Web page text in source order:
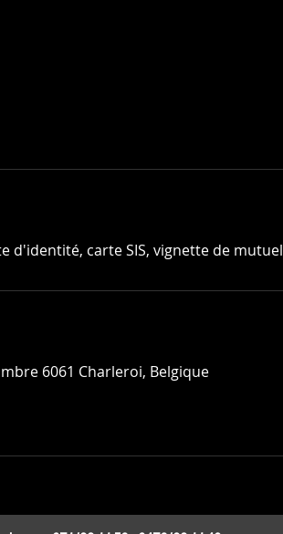
d'identité, carte SIS, vignette de
6061 Charleroi, Belgique